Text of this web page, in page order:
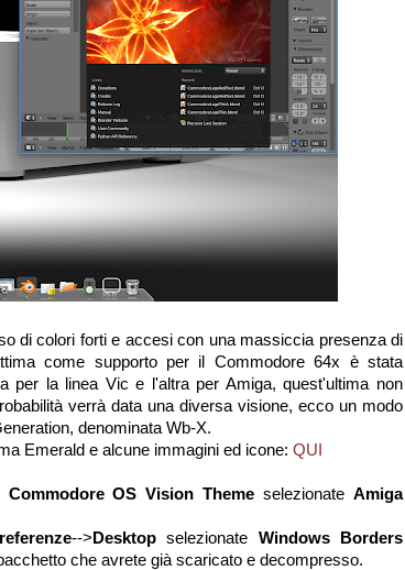
di colori forti e accesi con una massiccia presenza di
come supporto per il Commodore 64x è stata
per la linea Vic e l'altra per Amiga, quest'ultima non
verrà data una diversa visione, ecco un modo
denominata Wb-X.
Emerald e alcune immagini ed icone: QUI
Commodore OS Vision Theme selezionateAmiga
-->Desktopselezionate Windows Borders
che avrete già scaricato e decompresso.